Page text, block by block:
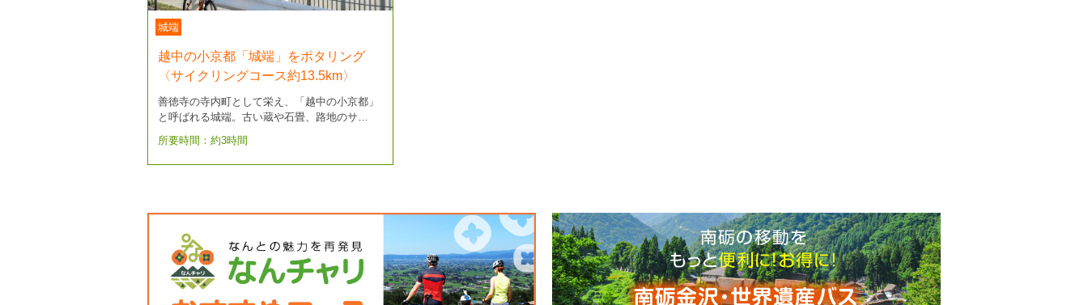
城端
越中の小京都「城端」をポタリング
〈サイクリングコース約13.5km〉
善徳寺の寺内町として栄え、「越中の小京都」
と呼ばれる城端。古い蔵や石畳、路地のサ…
所要時間：約3時間